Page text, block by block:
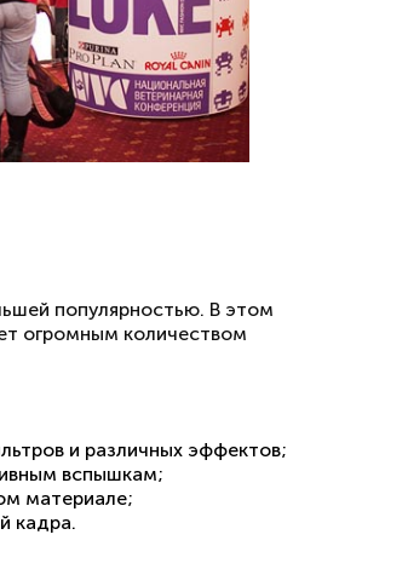
популярностью. В этом
огромным количеством
и различных эффектов;
вспышкам;
материале;
кадра.